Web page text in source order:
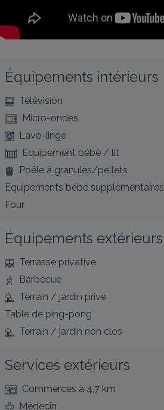
Équipements intérieurs
Télévision
Micro-ondes
Lave-linge
Equipement bébé / lit
Poêle à granulés/pellets
Equipements bébé supplémentaires
Four
Équipements extérieurs
Terrasse privative
Barbecue
Terrain / jardin privé
Table de ping-pong
Terrain / jardin non clos
Services extérieurs
Commerces à 4,7 km
Médecin